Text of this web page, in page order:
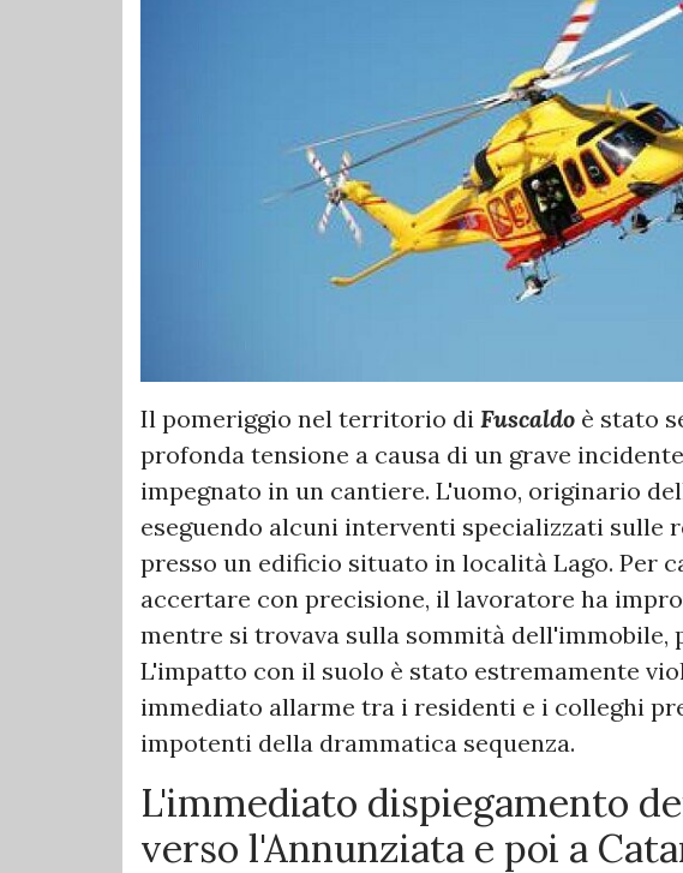
​Il pomeriggio nel territorio di Fuscaldo è stato
profonda tensione a causa di un grave
impegnato in un cantiere. L'uomo, originario
eseguendo alcuni interventi specializzati sulle
presso un edificio situato in località Lago. Per
accertare con precisione, il lavoratore ha
mentre si trovava sulla sommità dell'immobile,
L'impatto con il suolo è stato estremamente
immediato allarme tra i residenti e i colleghi
impotenti della drammatica sequenza.
L'immediato dispiegamento
verso l'Annunziata e poi a